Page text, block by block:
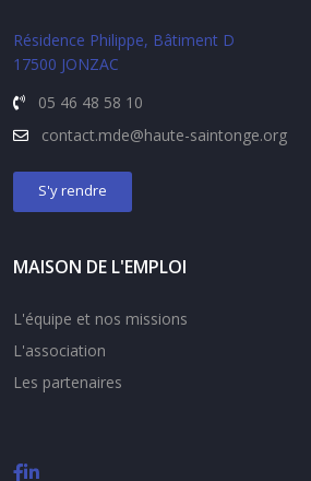
Résidence Philippe, Bâtiment D
17500 JONZAC
05 46 48 58 10
contact.mde@haute-saintonge.org
S'y rendre
MAISON DE L'EMPLOI
L'équipe et nos missions
L'association
Les partenaires